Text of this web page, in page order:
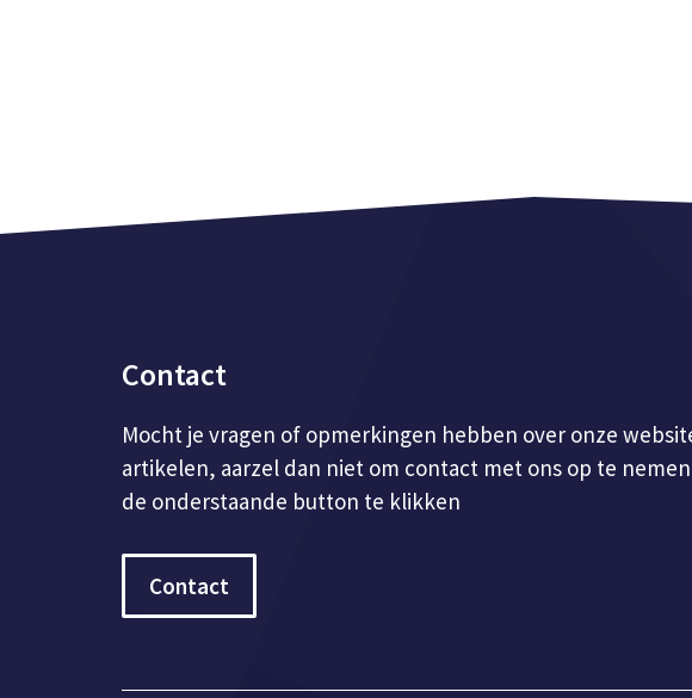
Contact
Mocht je vragen of opmerkingen hebben over onze
artikelen, aarzel dan niet om contact met ons op te
de onderstaande button te klikken
Contact